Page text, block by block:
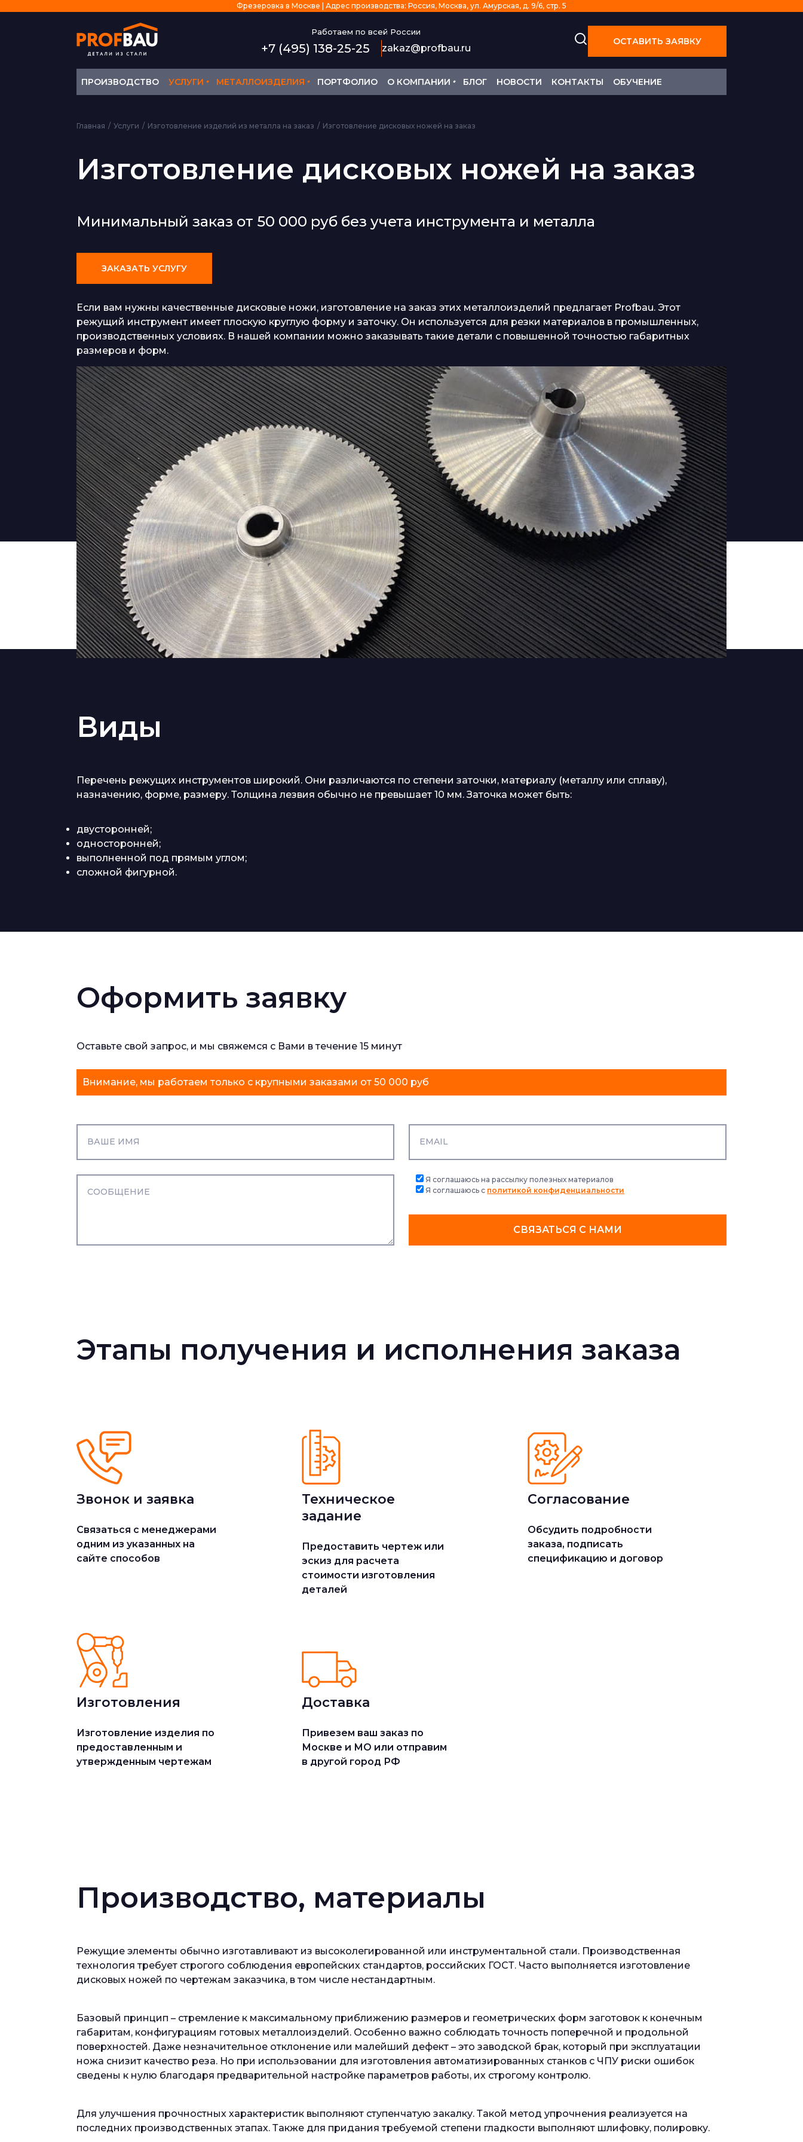
Фрезеровка в Москве | Адрес производства: Россия, Москва, ул. Амурская, д. 9/6, стр. 5
Работаем по всей России
+7 (495) 138-25-25 zakaz@profbau.ru
ОСТАВИТЬ ЗАЯВКУ
ПРОИЗВОДСТВО УСЛУГИ • МЕТАЛЛОИЗДЕЛИЯ • ПОРТФОЛИО О КОМПАНИИ • БЛОГ НОВОСТИ КОНТАКТЫ ОБУЧЕНИЕ
Главная Услуги Изготовление изделий из металла на заказ Изготовление дисковых ножей на заказ
Изготовление дисковых ножей на заказ
Минимальный заказ от 50 000 руб без учета инструмента и металла
ЗАКАЗАТЬ УСЛУГУ
Если вам нужны качественные дисковые ножи, изготовление на заказ этих металлоизделий предлагает Profbau. Этот
режущий инструмент имеет плоскую круглую форму и заточку. Он используется для резки материалов в промышленных,
производственных условиях. В нашей компании можно заказывать такие детали с повышенной точностью габаритных
размеров и форм.
Виды
Перечень режущих инструментов широкий. Они различаются по степени заточки, материалу (металлу или сплаву),
назначению, форме, размеру. Толщина лезвия обычно не превышает 10 мм. Заточка может быть:
двусторонней;
односторонней;
выполненной под прямым углом;
сложной фигурной.
Оформить заявку
Оставьте свой запрос, и мы свяжемся с Вами в течение 15 минут
Внимание, мы работаем только с крупными заказами от 50 000 руб
Я соглашаюсь на рассылку полезных материалов
Я соглашаюсь с политикой конфиденциальности
СВЯЗАТЬСЯ С НАМИ
Этапы получения и исполнения заказа
Звонок и заявка
Cвязаться с менеджерами
одним из указанных на
сайте способов
Техническое
задание
Предоставить чертеж или
эскиз для расчета
стоимости изготовления
деталей
Согласование
Обсудить подробности
заказа, подписать
спецификацию и договор
Изготовления
Изготовление изделия по
предоставленным и
утвержденным чертежам
Доставка
Привезем ваш заказ по
Москве и МО или отправим
в другой город РФ
Производство, материалы
Режущие элементы обычно изготавливают из высоколегированной или инструментальной стали. Производственная
технология требует строгого соблюдения европейских стандартов, российских ГОСТ. Часто выполняется изготовление
дисковых ножей по чертежам заказчика, в том числе нестандартным.
Базовый принцип – стремление к максимальному приближению размеров и геометрических форм заготовок к конечным
габаритам, конфигурациям готовых металлоизделий. Особенно важно соблюдать точность поперечной и продольной
поверхностей. Даже незначительное отклонение или малейший дефект – это заводской брак, который при эксплуатации
ножа снизит качество реза. Но при использовании для изготовления автоматизированных станков с ЧПУ риски ошибок
сведены к нулю благодаря предварительной настройке параметров работы, их строгому контролю.
Для улучшения прочностных характеристик выполняют ступенчатую закалку. Такой метод упрочнения реализуется на
последних производственных этапах. Также для придания требуемой степени гладкости выполняют шлифовку, полировку.